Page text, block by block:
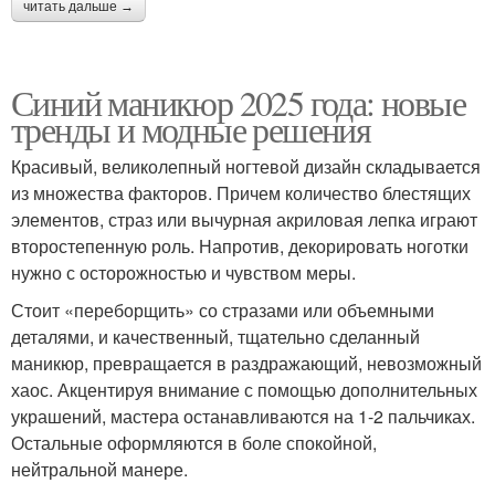
читать дальше →
Синий маникюр 2025 года: новые
тренды и модные решения
Красивый, великолепный ногтевой дизайн складывается
из множества факторов. Причем количество блестящих
элементов, страз или вычурная акриловая лепка играют
второстепенную роль. Напротив, декорировать ноготки
нужно с осторожностью и чувством меры.
Стоит «переборщить» со стразами или объемными
деталями, и качественный, тщательно сделанный
маникюр, превращается в раздражающий, невозможный
хаос. Акцентируя внимание с помощью дополнительных
украшений, мастера останавливаются на 1-2 пальчиках.
Остальные оформляются в боле спокойной,
нейтральной манере.